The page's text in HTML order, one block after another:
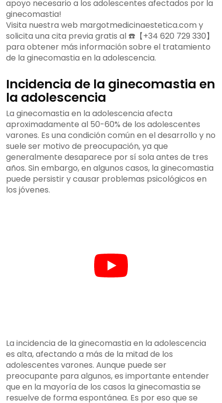
apoyo necesario a los adolescentes afectados por la
ginecomastia!
Visita nuestra web margotmedicinaestetica.com y
solicita una cita previa gratis al ☎️【+34 620 729 330】
para obtener más información sobre el tratamiento
de la ginecomastia en la adolescencia.
Incidencia de la ginecomastia en
la adolescencia
La ginecomastia en la adolescencia afecta
aproximadamente al 50-60% de los adolescentes
varones. Es una condición común en el desarrollo y no
suele ser motivo de preocupación, ya que
generalmente desaparece por sí sola antes de tres
años. Sin embargo, en algunos casos, la ginecomastia
puede persistir y causar problemas psicológicos en
los jóvenes.
La incidencia de la ginecomastia en la adolescencia
es alta, afectando a más de la mitad de los
adolescentes varones. Aunque puede ser
preocupante para algunos, es importante entender
que en la mayoría de los casos la ginecomastia se
resuelve de forma espontánea. Es por eso que se